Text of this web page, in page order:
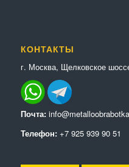
КОНТАКТЫ
г. Москва, Щелковское
Почта:
Телефон: +7 925 939 90 51